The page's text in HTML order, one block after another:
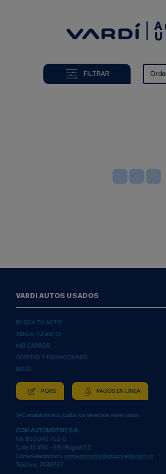
VENDE FILTRAR
VARDI AUTOS USADOS
BUSCA TU AUTO
VENDE TU AUTO
MIS CARROS
OFERTAS Y PROMOCIONES
BLOG
PQRS PAGOS EN LÍNEA
@Comautomotriz. todos los derechos reservados.
COM AUTOMOTRIZ S.A.
Nit: 830.045.752-5
Calle 13 #50 - 69 / Bogotá D.C.
Correo electrónico: comautomotriz@grupovardi.com.co
Teléfono: 7436737